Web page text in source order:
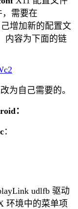
，需要在
增加新的配置文
内容为下面的链
为自己需要的。
：
：
udlfb 驱动
环境中的菜单项